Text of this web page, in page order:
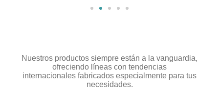
Nuestros productos siempre están a la vanguardia,
ofreciendo líneas con tendencias
internacionales fabricados especialmente para tus
necesidades.